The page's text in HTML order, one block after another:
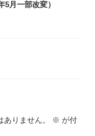
5月一部改変）
りません。 ※ が付